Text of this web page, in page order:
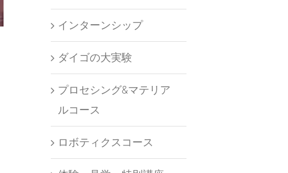
インターンシップ
ダイゴの大実験
プロセシング&マテリア
ルコース
ロボティクスコース